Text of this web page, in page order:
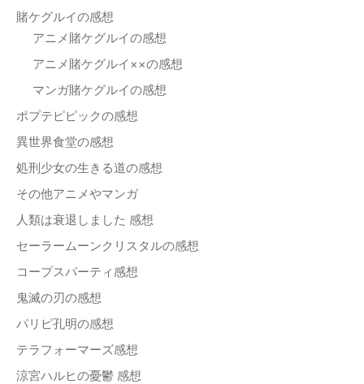
賭ケグルイの感想
アニメ賭ケグルイの感想
アニメ賭ケグルイ××の感想
マンガ賭ケグルイの感想
ポプテピピックの感想
異世界食堂の感想
処刑少女の生きる道の感想
その他アニメやマンガ
人類は衰退しました 感想
セーラームーンクリスタルの感想
コープスパーティ感想
鬼滅の刃の感想
パリピ孔明の感想
テラフォーマーズ感想
涼宮ハルヒの憂鬱 感想